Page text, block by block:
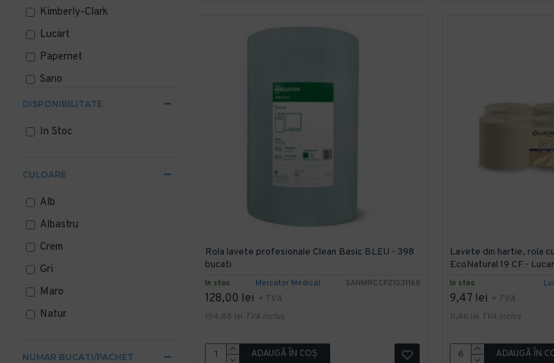
Kimberly-Clark
Lucart
Papernet
Sano
Tork
CULOARE
Alb
Albastru
Crem
Gri
Maro
Natur
NUMAR BUCATI/PACHET
DISPONIBILITATE
In Stoc
In stoc Mercator Medical SANMRC.CP21031160
Rola lavete profesionale Clean Basic BLEU - 398
bucati
128,00 lei + TVA
154,88 lei TVA inclus
ADAUGĂ ÎN COŞ
In stoc
Lavete din hartie, rola
EcoNatural 19 CF -
9,47 lei + TVA
11,46 lei TVA inclus
ADAUGĂ ÎN